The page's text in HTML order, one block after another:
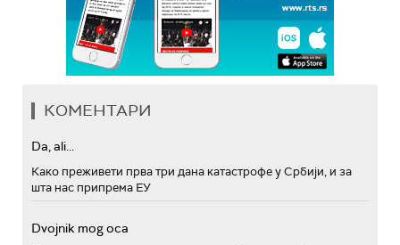
КОМЕНТАРИ
Da, ali...
Како преживети прва три дана катастрофе у Србији, и за
шта нас припрема ЕУ
Dvojnik mog oca